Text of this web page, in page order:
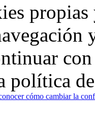
propias
política
cómo cambiar la